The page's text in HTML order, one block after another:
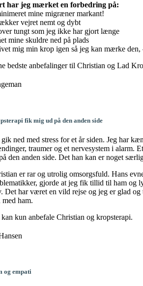
har jeg mærket en forbedring på:
mine migræner markant!
vejret nemt og dybt
tungt som jeg ikke har gjort længe
mine skuldre ned på plads
mig min krop igen så jeg kan mærke
bedste anbefalinger til Christian og Lad
fik mig ud på den anden side
gik ned med stress for et år siden. Jeg har
traumer og et nervesystem i alarm.
den anden side. Det han kan er noget
er rar og utrolig omsorgsfuld. Hans
gjorde at jeg fik tillid til ham og
Det har været en vild rejse og jeg er glad
med ham.
kan kun anbefale Christian og kropsterapi.
og empati